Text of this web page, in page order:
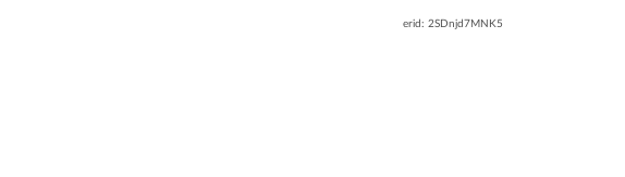
erid: 2SDnjd7MNK5